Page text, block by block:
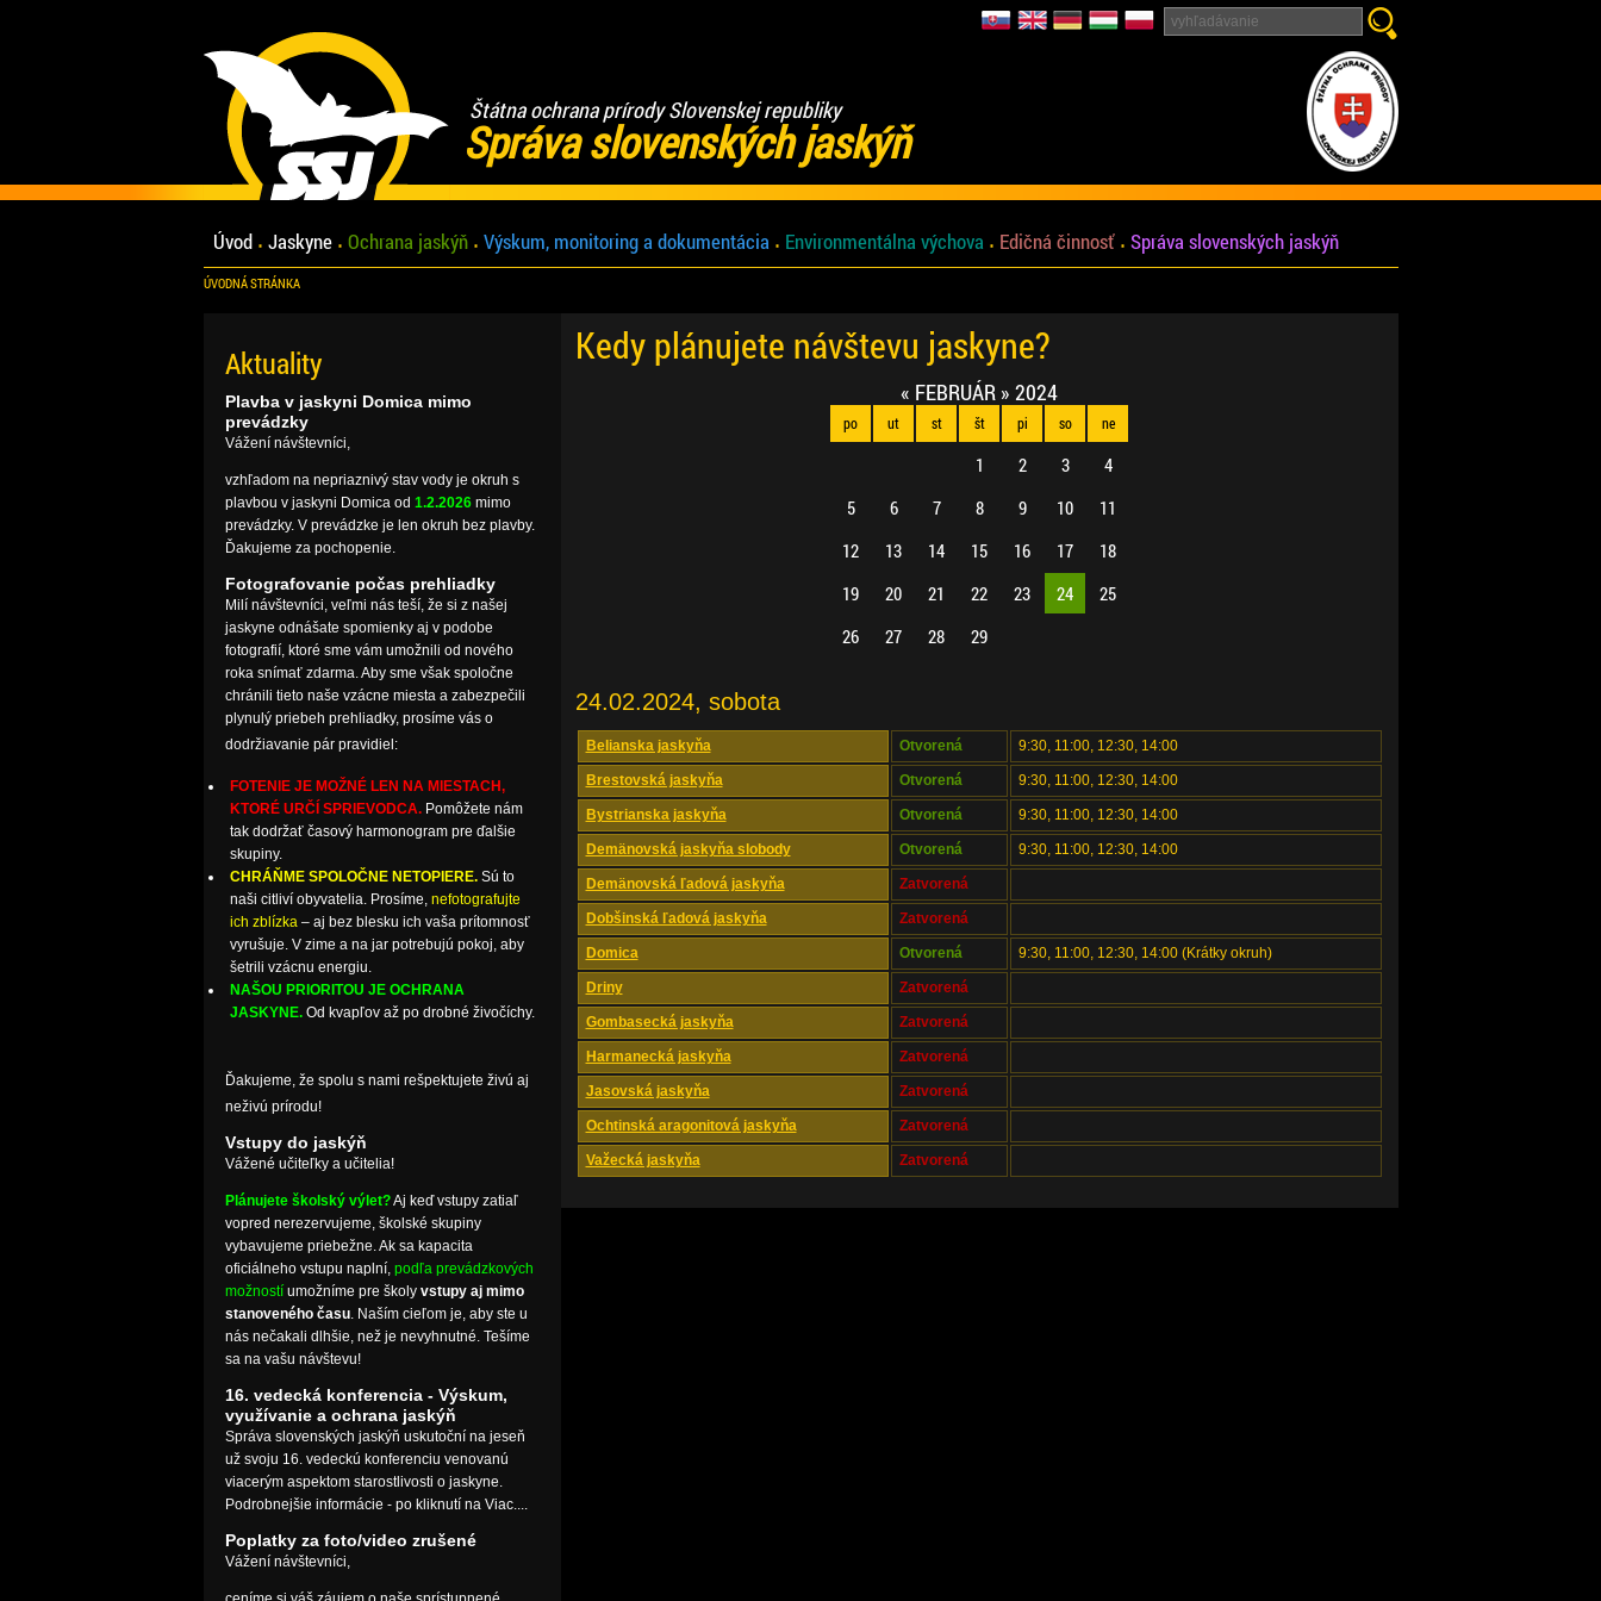
Štátna ochrana prírody Slovenskej republiky
Správa slovenských jaskýň
Úvod Jaskyne Ochrana jaskýň Výskum, monitoring a dokumentácia Environmentálna výchova Edičná činnosť Správa slovenských jaskýň
ÚVODNÁ STRÁNKA
Kedy plánujete návštevu jaskyne?
« FEBRUÁR » 2024
po ut st št pi so ne
1 2 3
4
5
6 7 8 9 10
11
12
13 14 15 16 17
18
19
20 21 22 23 24
25
26
27 28 29
24.02.2024, sobota
Belianska jaskyňa Otvorená 9:30, 11:00, 12:30, 14:00
Brestovská jaskyňa Otvorená 9:30, 11:00, 12:30, 14:00
Bystrianska jaskyňa Otvorená 9:30, 11:00, 12:30, 14:00
Demänovská jaskyňa slobody Otvorená 9:30, 11:00, 12:30, 14:00
Demänovská ľadová jaskyňa Zatvorená
Dobšinská ľadová jaskyňa Zatvorená
Domica Otvorená 9:30, 11:00, 12:30, 14:00 (Krátky okruh)
Driny Zatvorená
Gombasecká jaskyňa Zatvorená
Harmanecká jaskyňa Zatvorená
Jasovská jaskyňa Zatvorená
Ochtinská aragonitová jaskyňa Zatvorená
Važecká jaskyňa Zatvorená
Aktuality
Plavba v jaskyni Domica mimo
prevádzky
Vážení návštevníci,
vzhľadom na nepriaznivý stav vody je okruh s
plavbou v jaskyni Domica od 1.2.2026mimo
prevádzky. V prevádzke je len okruh bez plavby.
Ďakujeme za pochopenie.
Fotografovanie počas prehliadky
Milí návštevníci, veľmi nás teší, že si z našej
jaskyne odnášate spomienky aj v podobe
fotografií, ktoré sme vám umožnili od nového
roka snímať zdarma. Aby sme však spoločne
chránili tieto naše vzácne miesta a zabezpečili
plynulý priebeh prehliadky, prosíme vás o
dodržiavanie pár pravidiel:
FOTENIE JE MOŽNÉ LEN NA MIESTACH,
KTORÉ URČÍ SPRIEVODCA.Pomôžete nám
tak dodržať časový harmonogram pre ďalšie
skupiny.
CHRÁŇME SPOLOČNE NETOPIERE.Sú to
naši citliví obyvatelia. Prosíme, nefotografujte
ich zblízka– aj bez blesku ich vaša prítomnosť
vyrušuje. V zime a na jar potrebujú pokoj, aby
šetrili vzácnu energiu.
NAŠOU PRIORITOU JE OCHRANA
JASKYNE. Od kvapľov až po drobné živočíchy.
Ďakujeme, že spolu s nami rešpektujete živú aj
neživú prírodu!
Vstupy do jaskýň
Vážené učiteľky a učitelia!
Plánujete školský výlet?Aj keď vstupy zatiaľ
vopred nerezervujeme, školské skupiny
vybavujeme priebežne. Ak sa kapacita
oficiálneho vstupu naplní, podľa prevádzkových
možnostíumožníme pre školy vstupy aj mimo
stanoveného času. Naším cieľom je, aby ste u
nás nečakali dlhšie, než je nevyhnutné. Tešíme
sa na vašu návštevu!
16. vedecká konferencia - Výskum,
využívanie a ochrana jaskýň
Správa slovenských jaskýň uskutoční na jeseň
už svoju 16. vedeckú konferenciu venovanú
viacerým aspektom starostlivosti o jaskyne.
Podrobnejšie informácie - po kliknutí na Viac....
Poplatky za foto/video zrušené
Vážení návštevníci,